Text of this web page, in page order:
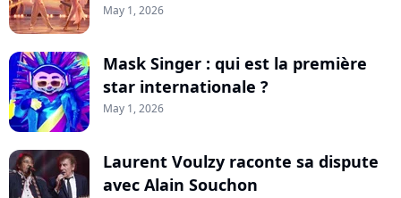
May 1, 2026
Mask Singer : qui est la première
star internationale ?
May 1, 2026
Laurent Voulzy raconte sa dispute
avec Alain Souchon